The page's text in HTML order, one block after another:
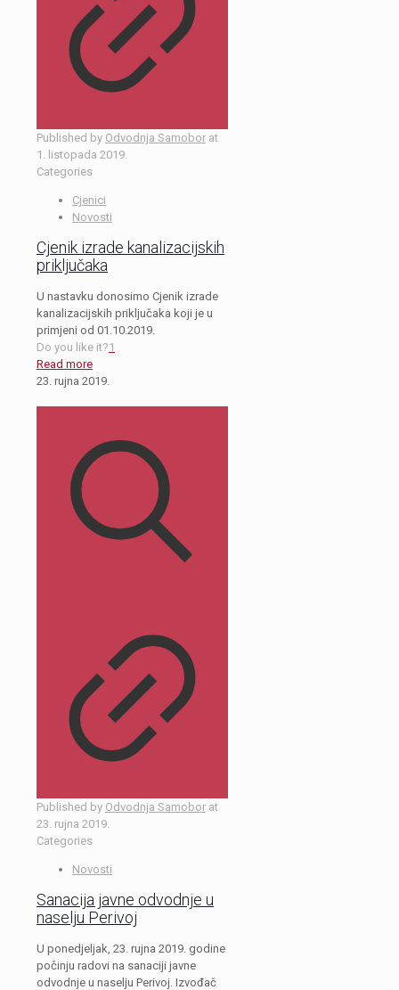
Published by Odvodnja Samobor at
1. listopada 2019.
Categories
Cjenici
Novosti
Cjenik izrade kanalizacijskih
priključaka
U nastavku donosimo Cjenik izrade
kanalizacijskih priključaka koji je u
primjeni od 01.10.2019.
Do you like it?1
Read more
23. rujna 2019.
Published by Odvodnja Samobor at
23. rujna 2019.
Categories
Novosti
Sanacija javne odvodnje u
naselju Perivoj
U ponedjeljak, 23. rujna 2019. godine
počinju radovi na sanaciji javne
odvodnje u naselju Perivoj. Izvođač